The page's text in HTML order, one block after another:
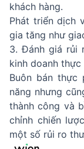
khách hàng.
Phát triển dịch
gia tăng như
3. Đánh giá rủi
kinh doanh thực
Buôn bán thực
năng nhưng
thành công và
chỉnh chiến
một số rủi ro